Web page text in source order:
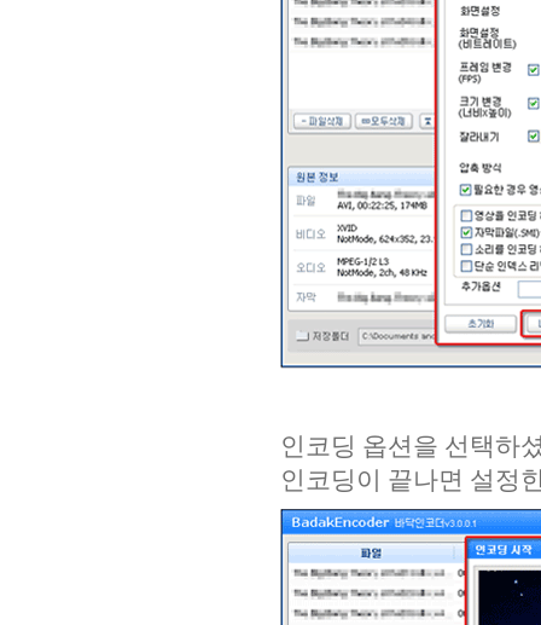
인코딩 옵션을 선택하
인코딩이 끝나면 설정